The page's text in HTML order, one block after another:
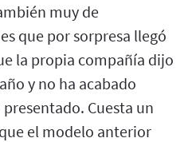
muy de
que por sorpresa llegó
la propia compañía dijo
y no ha acabado
Cuesta un
el modelo anterior